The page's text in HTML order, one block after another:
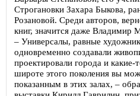
Строгановки Захара Быкова,
Розановой. Среди авторов,
книг, значится даже Владимир
– Универсалы, равные
одновременно создавали
проектировали города и
широте этого поколения вы
показанным в этих залах, –